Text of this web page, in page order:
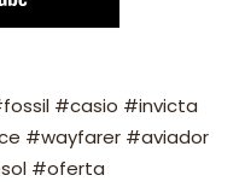
#casio #invicta
#wayfarer #aviador
#oferta